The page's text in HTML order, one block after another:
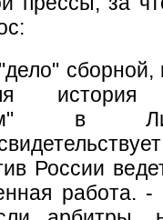
сборной,
в
России
работа.